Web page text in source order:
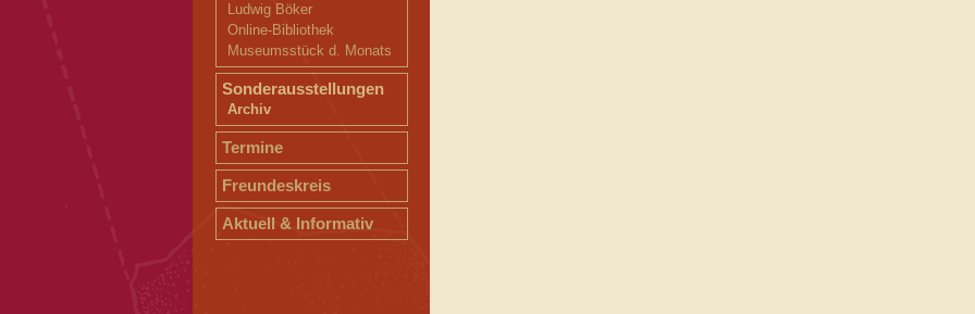
Ludwig Böker
Online-Bibliothek
Museumsstück d. Monats
Sonderausstellungen
Archiv
Termine
Freundeskreis
Aktuell & Informativ